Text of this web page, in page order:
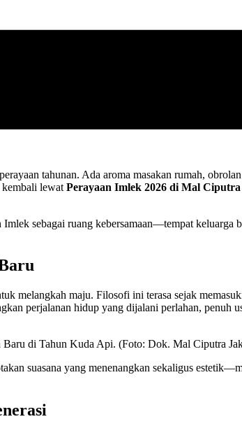
tahunan. Ada aroma masakan rumah,
lewat Perayaan Imlek 2026 di Mal
sebagai ruang kebersamaan—tempat keluarga
melangkah maju. Filosofi ini terasa sejak
perjalanan hidup yang dijalani perlahan, penuh
di Tahun Kuda Api. (Foto: Dok. Mal Ciputra
suasana yang menenangkan sekaligus